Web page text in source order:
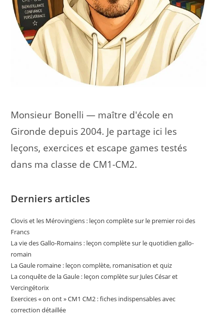
Monsieur Bonelli — maître d'école en
Gironde depuis 2004. Je partage ici les
leçons, exercices et escape games testés
dans ma classe de CM1-CM2.
Derniers articles
Clovis et les Mérovingiens : leçon complète sur le premier roi des
Francs
La vie des Gallo-Romains : leçon complète sur le quotidien gallo-
romain
La Gaule romaine : leçon complète, romanisation et quiz
La conquête de la Gaule : leçon complète sur Jules César et
Vercingétorix
Exercices « on ont » CM1 CM2 : fiches indispensables avec
correction détaillée